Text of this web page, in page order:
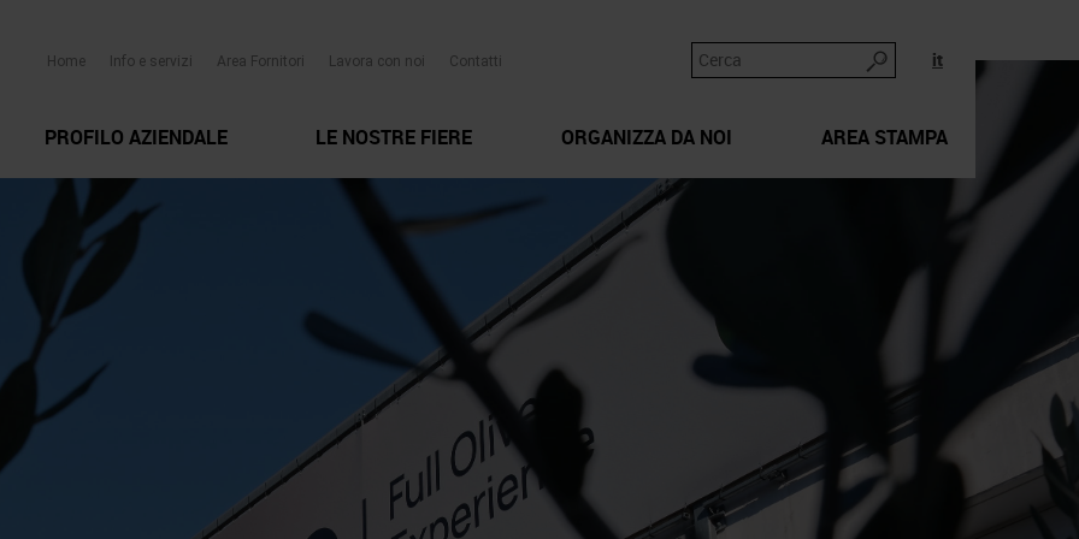
it
Home Info e servizi Area Fornitori Lavora con noi Contatti
PROFILO AZIENDALE LE NOSTRE FIERE ORGANIZZA DA NOI AREA STAMPA